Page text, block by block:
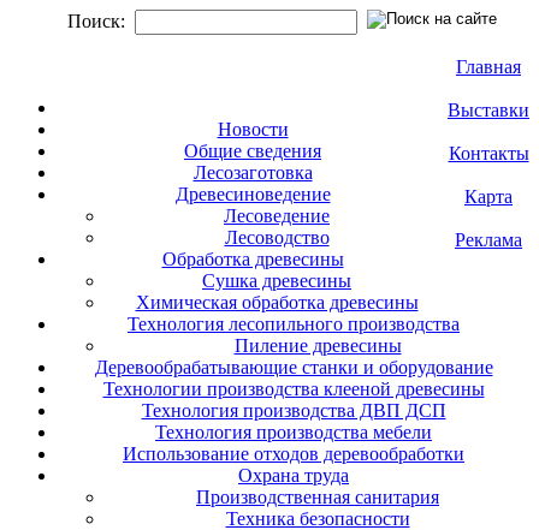
Поиск:
Главная
Выставки
Контакты
Карта
Реклама
Новости
Общие сведения
Лесозаготовка
Древесиноведение
Лесоведение
Лесоводство
Обработка древесины
Сушка древесины
Химическая обработка древесины
Технология лесопильного производства
Пиление древесины
Деревообрабатывающие станки и оборудование
Технологии производства клееной древесины
Технология производства ДВП ДСП
Технология производства мебели
Использование отходов деревообработки
Охрана труда
Производственная санитария
Техника безопасности